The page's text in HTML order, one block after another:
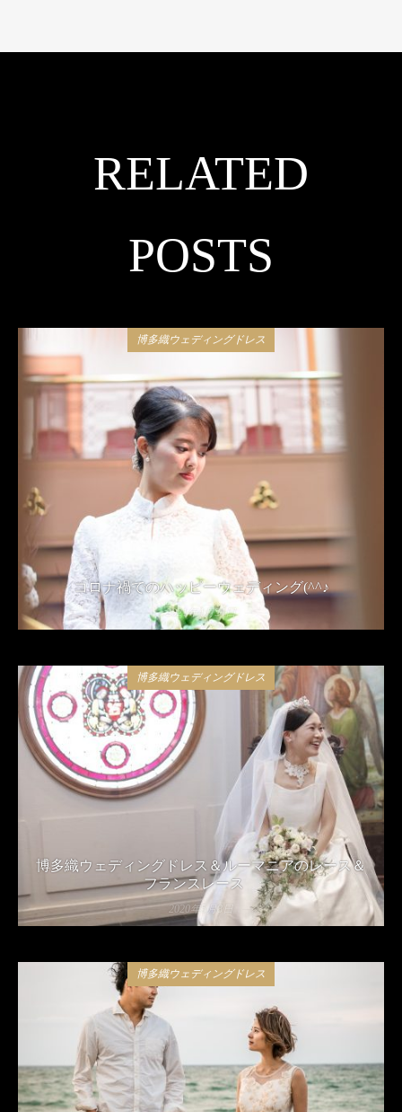
RELATED
POSTS
博多織ウェディングドレス
コロナ禍でのハッピーウェディング(^^♪
2021年4月24日
博多織ウェディングドレス
博多織ウェディングドレス＆ルーマニアのレース＆
フランスレース
2020年5月8日
博多織ウェディングドレス